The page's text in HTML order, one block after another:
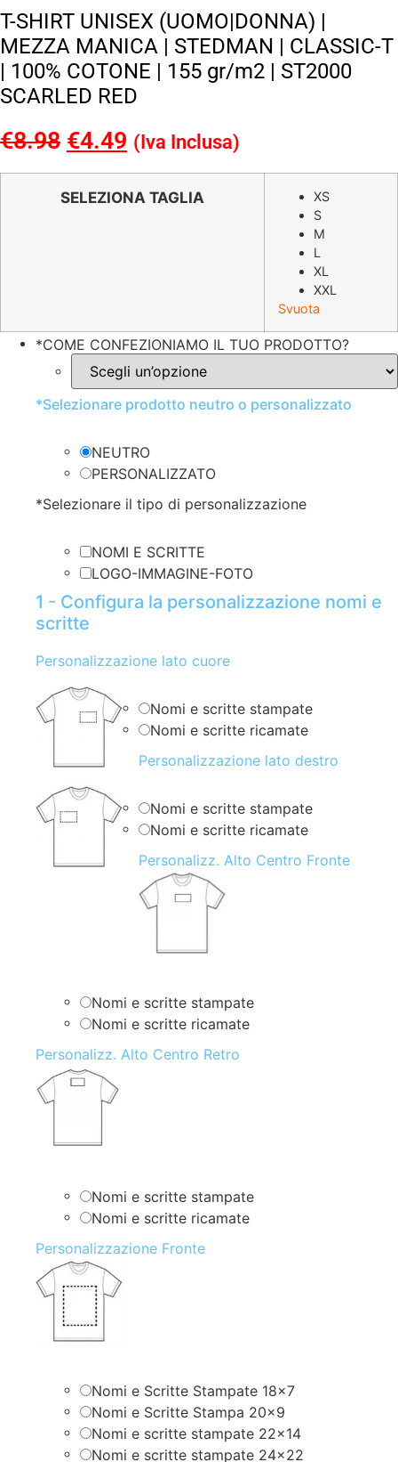
T-SHIRT UNISEX (UOMO|DONNA) |
MEZZA MANICA | STEDMAN | CLASSIC-T
| 100% COTONE | 155 gr/m2 | ST2000
SCARLED RED
€8.98 Il
prezzo
originale
€4.49 Il
prezzo
attuale
(Iva Inclusa)
SELEZIONA TAGLIA
XS
S
M
L
XL
XXL
Svuota
*COME CONFEZIONIAMO IL TUO PRODOTTO?
*Selezionare prodotto neutro o personalizzato
NEUTRO
PERSONALIZZATO
*Selezionare il tipo di personalizzazione
NOMI E SCRITTE
LOGO-IMMAGINE-FOTO
1 - Configura la personalizzazione nomi e
scritte
Personalizzazione lato cuore
Nomi e scritte stampate
Nomi e scritte ricamate
Personalizzazione lato destro
Nomi e scritte stampate
Nomi e scritte ricamate
Personalizz. Alto Centro Fronte
Nomi e scritte stampate
Nomi e scritte ricamate
Personalizz. Alto Centro Retro
Nomi e scritte stampate
Nomi e scritte ricamate
Personalizzazione Fronte
Nomi e Scritte Stampate 18×7
Nomi e Scritte Stampa 20×9
Nomi e scritte stampate 22×14
Nomi e scritte stampate 24×22